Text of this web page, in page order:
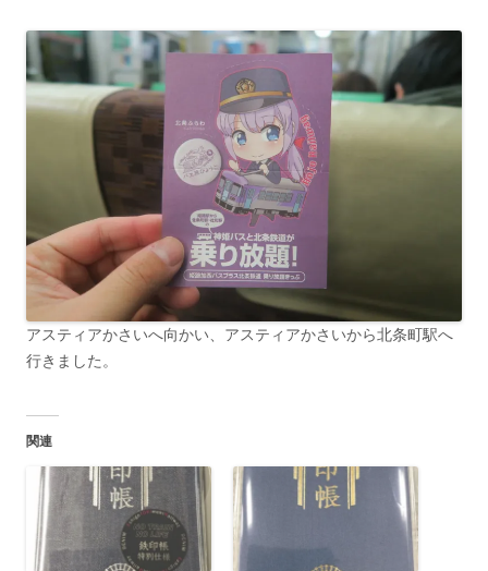
アスティアかさいへ向かい、アスティアかさいから北条町駅へ
行きました。
関連